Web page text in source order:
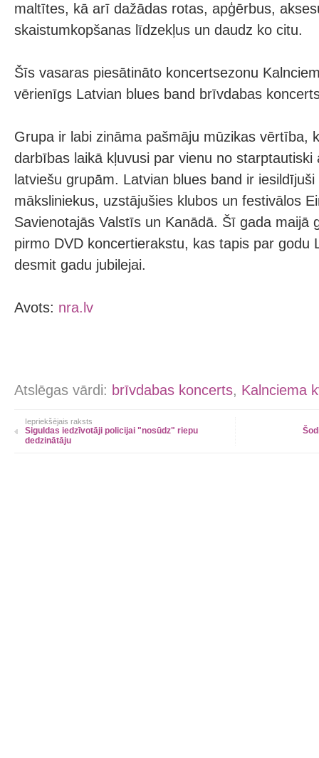
maltītes, kā arī dažādas rotas, apģērbus,
skaistumkopšanas līdzekļus un daudz ko citu.
Šīs vasaras piesātināto koncertsezonu
vērienīgs Latvian blues band brīvdabas
Grupa ir labi zināma pašmāju mūzikas vērtība,
darbības laikā kļuvusi par vienu no starptautiski
latviešu grupām. Latvian blues band ir
māksliniekus, uzstājušies klubos un festivālos
Savienotajās Valstīs un Kanādā. Šī gada maijā
pirmo DVD koncertierakstu, kas tapis par godu
desmit gadu jubilejai.
Avots: nra.lv
Atslēgas vārdi: brīvdabas koncerts, Kalnciema
Iepriekšējais raksts
Siguldas iedzīvotāji policijai "nosūdz" riepu
dedzinātāju